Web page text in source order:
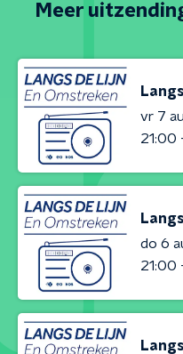
Meer
vr 7
21:00
do 6
21:00